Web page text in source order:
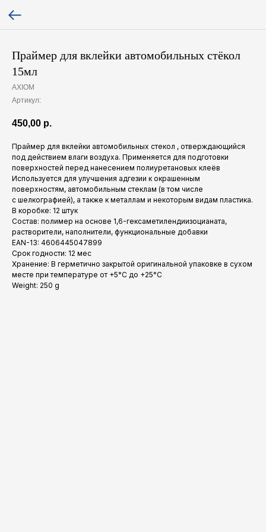
Праймер для вклейки автомобильных стёкол
15мл
AXIOM
Артикул:
450,00 р.
Праймер для вклейки автомобильных стекол , отверждающийся
под действием влаги воздуха. Применяется для подготовки
поверхностей перед нанесением полиуретановых клеёв
Используется для улучшения адгезии к окрашенным
поверхностям, автомобильным стеклам (в том числе
с шелкографией), а также к металлам и некоторым видам пластика.
В коробке: 12 штук
Состав: полимер на основе 1,6-гексаметилендиизоцианата,
растворители, наполнители, функциональные добавки
EAN-13: 4606445047899
Срок годности: 12 мес
Хранение: В герметично закрытой оригинальной упаковке в сухом
месте при температуре от +5°С до +25°С
Weight: 250 g